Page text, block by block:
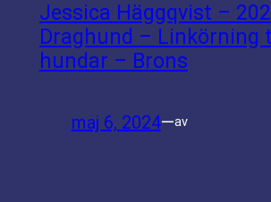
Jessica Häggqvist –
Draghund – Linkörning
hundar – Brons
maj 6, 2024—av